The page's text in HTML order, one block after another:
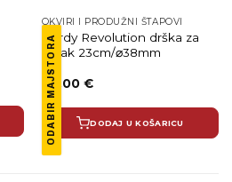
ODABIR MAJSTORA
OKVIRI I PRODUŽNI ŠTAPOVI
Purdy Revolution drška za
valjak 23cm/⌀38mm
24.00 €
DODAJ U KOŠARICU